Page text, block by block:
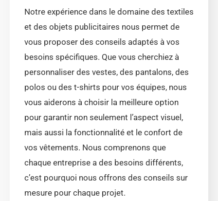
Notre expérience dans le domaine des textiles
et des objets publicitaires nous permet de
vous proposer des conseils adaptés à vos
besoins spécifiques. Que vous cherchiez à
personnaliser des vestes, des pantalons, des
polos ou des t-shirts pour vos équipes, nous
vous aiderons à choisir la meilleure option
pour garantir non seulement l’aspect visuel,
mais aussi la fonctionnalité et le confort de
vos vêtements. Nous comprenons que
chaque entreprise a des besoins différents,
c’est pourquoi nous offrons des conseils sur
mesure pour chaque projet.